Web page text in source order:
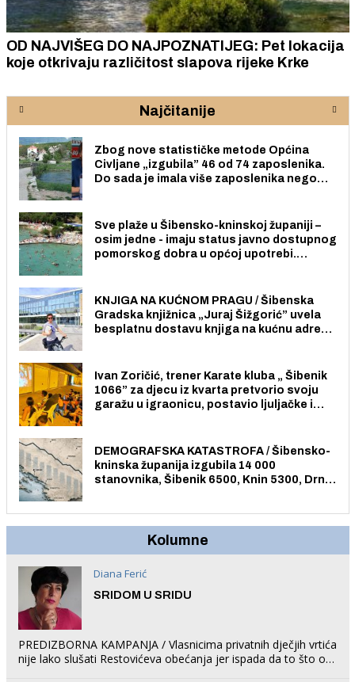
OD NAJVIŠEG DO NAJPOZNATIJEG: Pet lokacija
koje otkrivaju različitost slapova rijeke Krke
Najčitanije
Zbog nove statističke metode Općina
Civljane „izgubila” 46 od 74 zaposlenika.
Do sada je imala više zaposlenika nego
Sve plaže u Šibensko-kninskoj županiji –
osim jedne - imaju status javno dostupnog
pomorskog dobra u općoj upotrebi.
KNJIGA NA KUĆNOM PRAGU / Šibenska
Gradska knjižnica „Juraj Šižgorić” uvela
besplatnu dostavu knjiga na kućnu adresu
Ivan Zoričić, trener Karate kluba „ Šibenik
1066” za djecu iz kvarta pretvorio svoju
garažu u igraonicu, postavio ljuljačke i
DEMOGRAFSKA KATASTROFA / Šibensko-
kninska županija izgubila 14 000
stanovnika, Šibenik 6500, Knin 5300, Drniš
Kolumne
Diana Ferić
SRIDOM U SRIDU
PREDIZBORNA KAMPANJA / Vlasnicima privatnih dječjih vrtića
nije lako slušati Restovićeva obećanja jer ispada da to što oni